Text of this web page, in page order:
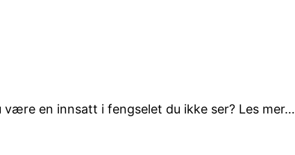
en innsatt i fengselet du ikke ser? Les mer…